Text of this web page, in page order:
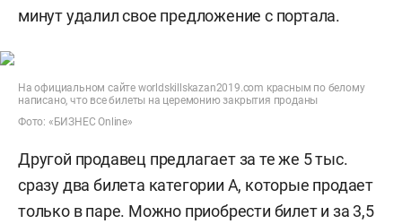
минут удалил свое предложение с портала.
На официальном сайте worldskillskazan2019.com красным по белому
написано, что все билеты на церемонию закрытия проданы
Фото: «БИЗНЕС Online»
Другой продавец предлагает за те же 5 тыс.
сразу два билета категории А, которые продает
только в паре. Можно приобрести билет и за 3,5